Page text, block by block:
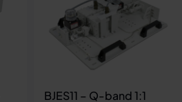
BJES11 – Q-band 1:1